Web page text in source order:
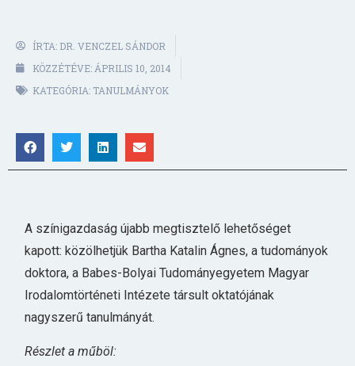
ÍRTA: DR. VENCZEL SÁNDOR
KÖZZÉTÉVE: ÁPRILIS 10, 2014
KATEGÓRIA: TANULMÁNYOK
A színigazdaság újabb megtisztelő lehetőséget
kapott: közölhetjük Bartha Katalin Ágnes, a tudományok
doktora, a Babes-Bolyai Tudományegyetem Magyar
Irodalomtörténeti Intézete társult oktatójának
nagyszerű tanulmányát.
Részlet a műböl: